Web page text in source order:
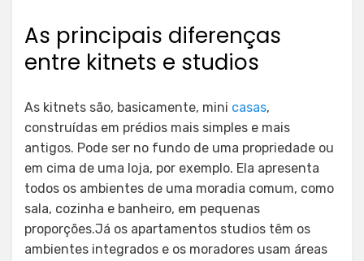
As principais diferenças
entre kitnets e studios
As kitnets são, basicamente, mini casas,
construídas em prédios mais simples e mais
antigos. Pode ser no fundo de uma propriedade ou
em cima de uma loja, por exemplo. Ela apresenta
todos os ambientes de uma moradia comum, como
sala, cozinha e banheiro, em pequenas
proporções.Já os apartamentos studios têm os
ambientes integrados e os moradores usam áreas